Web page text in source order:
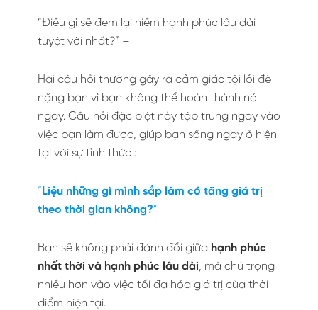
“Điều gì sẽ đem lại niềm hạnh phúc lâu dài
tuyệt vời nhất?” –
Hai câu hỏi thường gây ra cảm giác tội lỗi đè
nặng bạn vì bạn không thể hoàn thành nó
ngay. Câu hỏi đặc biệt này tập trung ngay vào
việc bạn làm được, giúp bạn sống ngay ở hiện
tại với sự tỉnh thức :
“ Liệu những gì mình sắp làm có tăng giá trị
theo thời gian không?”
Bạn sẽ không phải đánh đổi giữa hạnh phúc
nhất thời và hạnh phúc lâu dài, mà chú trọng
nhiều hơn vào việc tối đa hóa giá trị của thời
điểm hiện tại.